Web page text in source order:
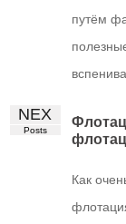
путём
NEX
Posts
Как